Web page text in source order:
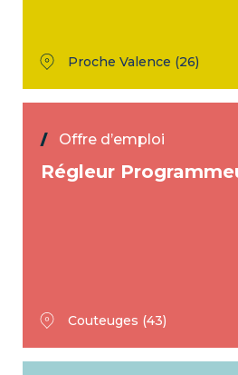
Proche Valence (26)
Offre d’emploi
Régleur
Couteuges (43)